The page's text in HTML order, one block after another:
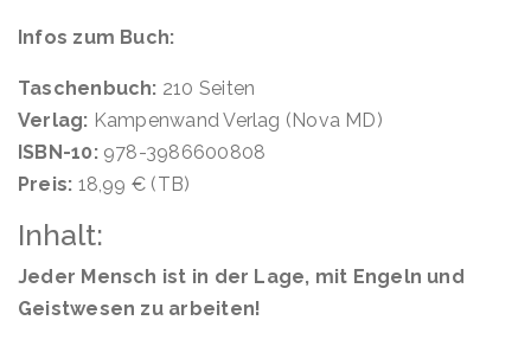
Infos zum Buch:
Taschenbuch: 210 Seiten
Verlag: Kampenwand Verlag (Nova MD)
ISBN-10: 978-3986600808
Preis: 18,99 € (TB)
Inhalt:
Jeder Mensch ist in der Lage, mit Engeln und
Geistwesen zu arbeiten!